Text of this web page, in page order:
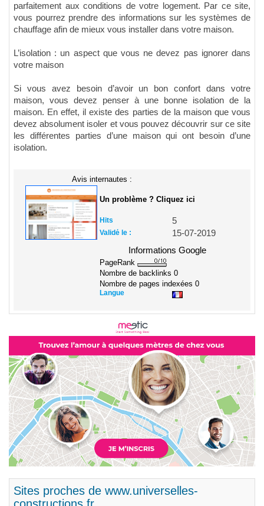
parfaitement aux conditions de votre logement. Par ce site,
vous pourrez prendre des informations sur les systèmes de
chauffage afin de mieux vous installer dans votre maison.
L’isolation : un aspect que vous ne devez pas ignorer dans
votre maison
Si vous avez besoin d’avoir un bon confort dans votre
maison, vous devez penser à une bonne isolation de la
maison. En effet, il existe des parties de la maison que vous
devez absolument isoler et vous pouvez découvrir sur ce site
les différentes parties d’une maison qui ont besoin d’une
isolation.
Avis internautes :
Un problème ? Cliquez ici
Hits 5
Validé le :
15-07-2019
Informations Google
PageRank
Nombre de backlinks 0
Nombre de pages indexées 0
Langue
Sites proches de www.universelles-